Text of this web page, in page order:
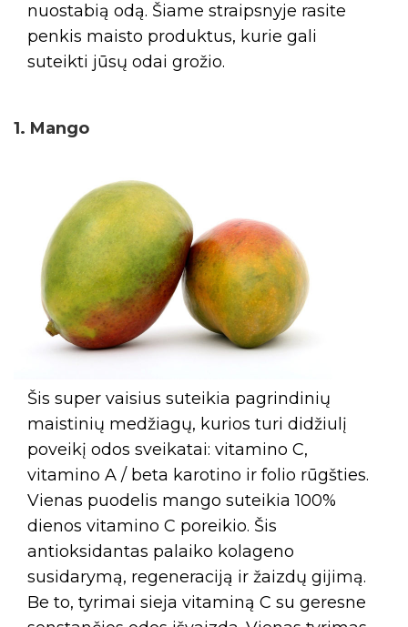
nuostabią odą. Šiame straipsnyje rasite
penkis maisto produktus, kurie gali
suteikti jūsų odai grožio.
1. Mango
Šis super vaisius suteikia pagrindinių
maistinių medžiagų, kurios turi didžiulį
poveikį odos sveikatai: vitamino C,
vitamino A / beta karotino ir folio rūgšties.
Vienas puodelis mango suteikia 100%
dienos vitamino C poreikio. Šis
antioksidantas palaiko kolageno
susidarymą, regeneraciją ir žaizdų gijimą.
Be to, tyrimai sieja vitaminą C su geresne